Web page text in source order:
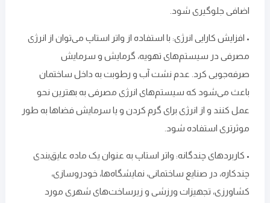
اضافی جلوگیری شود.
• افزایش کارایی انرژی: با استفاده از واتر استاپ می‌توان از انرژی
مصرفی در سیستم‌های تهویه، گرمایش و سرمایش
صرفه‌جویی کرد. عدم نشت آب و رطوبت به داخل ساختمان
باعث می‌شود که سیستم‌های انرژی مصرفی به بهترین نحو
عمل کنند و از انرژی برای گرم کردن و یا سرمایش فضاها به ‌طور
موثرتری استفاده شود.
• کاربردهای چندگانه: واتر استاپ به ‌عنوان یک ماده عایق‌بندی
چندکاره، در صنایع ساختمانی، نمایشگاه‌ها، خودروسازی،
کشاورزی، تجهیزات ورزشی و زیرساخت‌های شهری مورد